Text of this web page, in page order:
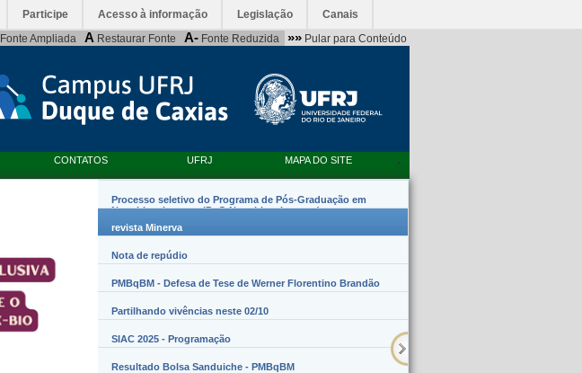
Participe Acesso à informação Legislação Canais
Fonte Ampliada A Restaurar Fonte A- Fonte Reduzida »» Pular para Conteúdo
CONTATOS UFRJ MAPA DO SITE
Processo seletivo do Programa de Pós-Graduação em
Nanobiossistemas (PpG Nanobiossistemas)
revista Minerva
Nota de repúdio
PMBqBM - Defesa de Tese de Werner Florentino Brandão
Partilhando vivências neste 02/10
SIAC 2025 - Programação
Resultado Bolsa Sanduiche - PMBqBM